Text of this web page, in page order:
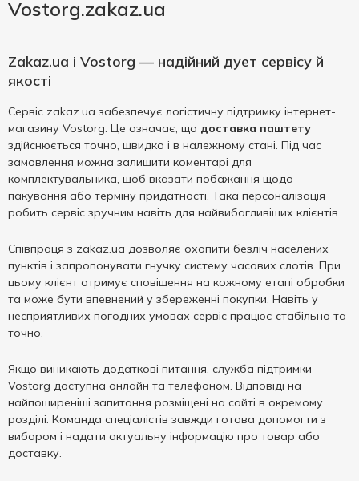
Vostorg.zakaz.ua
Zakaz.ua і Vostorg — надійний дует сервісу й
якості
Сервіс zakaz.ua забезпечує логістичну підтримку інтернет-
магазину Vostorg. Це означає, що доставка паштету
здійснюється точно, швидко і в належному стані. Під час
замовлення можна залишити коментарі для
комплектувальника, щоб вказати побажання щодо
пакування або терміну придатності. Така персоналізація
робить сервіс зручним навіть для найвибагливіших клієнтів.
Співпраця з zakaz.ua дозволяє охопити безліч населених
пунктів і запропонувати гнучку систему часових слотів. При
цьому клієнт отримує сповіщення на кожному етапі обробки
та може бути впевнений у збереженні покупки. Навіть у
несприятливих погодних умовах сервіс працює стабільно та
точно.
Якщо виникають додаткові питання, служба підтримки
Vostorg доступна онлайн та телефоном. Відповіді на
найпоширеніші запитання розміщені на сайті в окремому
розділі. Команда спеціалістів завжди готова допомогти з
вибором і надати актуальну інформацію про товар або
доставку.